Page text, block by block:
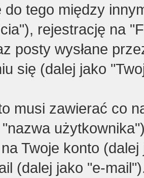
do tego między
rejestrację na
posty wysłane
się (dalej jako
musi zawierać co
Twoje konto
(dalej jako "e-